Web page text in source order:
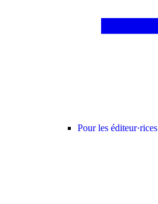
Pour les éditeur·rices